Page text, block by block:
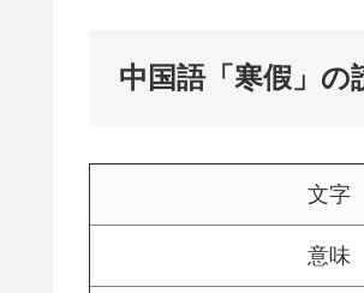
中国語「寒假」の
文字
意味